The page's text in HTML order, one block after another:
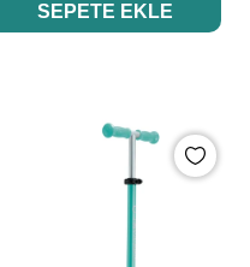
SEPETE EKLE